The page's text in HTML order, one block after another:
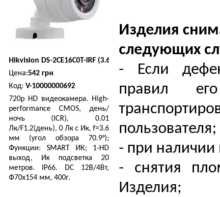
Hikvision DS-2CE16C0T-IRF (3.6 мм)
Цена:542 грн
Код: V-10000000692
720p HD видеокамера. High-
performance CMOS, день/
ночь (ICR), 0.01
Лк/F1.2(день), 0 Лк c Ик, f=3.6
мм (угол обзора 70.9°);
Функции: SMART ИК; 1-HD
выход, Ик подсветка 20
метров. IP66. DC 12В/4Вт,
Ф70х154 мм, 400г.
Изделия
следующих
- Если
правил
пользователя;
- при
- снятия
Изделия;